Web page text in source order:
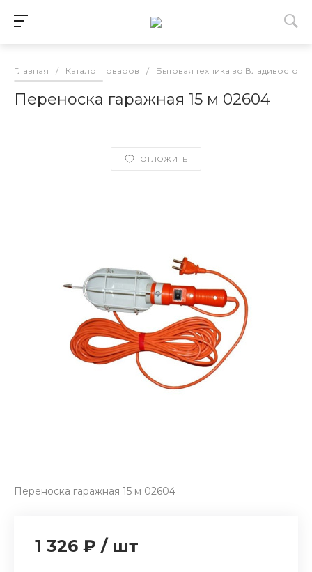
Главная / Каталог товаров / Бытовая техника во Владивостоке
Переноска гаражная 15 м 02604
ОТЛОЖИТЬ
Переноска гаражная 15 м 02604
1 326 ₽ / шт